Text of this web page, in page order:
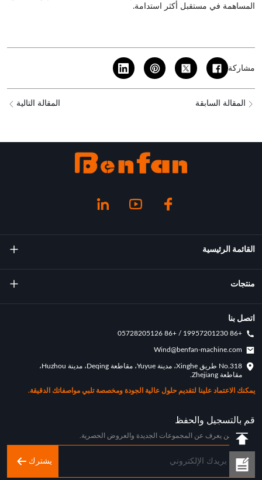
المساهمة في مستقبل أكثر استدامة.
مشاركة
المقالة السابقة المقالة التالية
القائمة الرئيسية
معلومات عنا
الإنجازات الرئيسية
حالة التخصيص
منتجات
آلة صب التناوب
بيكلبول مصبوب دوار
اتصل بنا
+86 19957201230 / +86 05728205126
Wind@benfan-machine.com
No.318 طريق Xinghe، مدينة Yuyue، مقاطعة Deqing، مدينة Huzhou،
مقاطعة Zhejiang.
يمكنك الاعتماد علينا لتقديم حلول عالية الجودة ومخصصة تلبي مواصفاتك الدقيقة.
قم بالتسجيل والحفظ
كن أول من يعرف عن المجموعات الجديدة والعروض الحصرية.
يشترك